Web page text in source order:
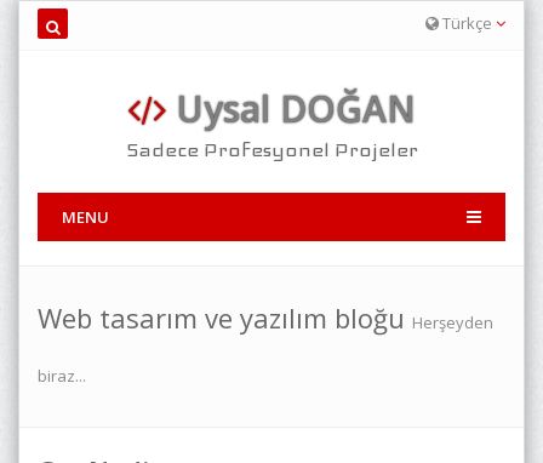
Türkçe
Uysal DOĞAN
Sadece Profesyonel Projeler
MENU
Web tasarım ve yazılım bloğu Herşeyden
biraz...